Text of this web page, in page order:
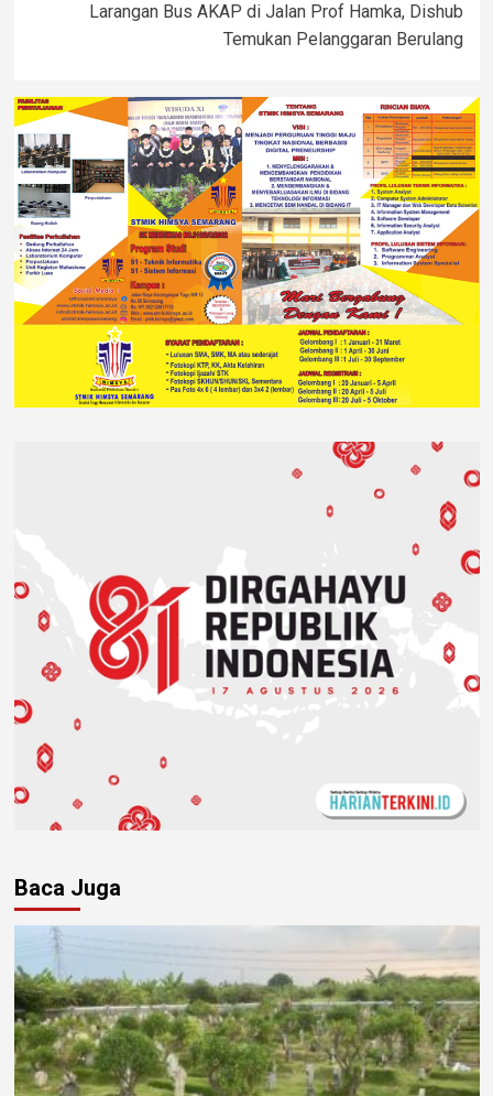
Larangan Bus AKAP di Jalan Prof Hamka, Dishub
Temukan Pelanggaran Berulang
Baca Juga